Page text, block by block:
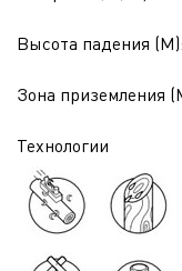
Высота падения
Зона приземления
Технологии